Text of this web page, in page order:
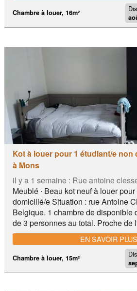
Chambre à louer, 16m²
Kot à louer pour 1 étudiant/e non
à Mons
il y a 1 semaine : Rue antoine
Meublé ∙ Beau kot neuf à louer
domicilié/e Situation : rue Antoine
Belgique. 1 chambre de disponible
de 3 personnes au total. Proche de
l'Umons et des amphithéatres , à
lavoir et d'un supermarché.
communs. Ambiance chaleureuse
Connexion internet et
Conforme aux normes
Chambre à louer, 15m²
EN SAVOIR PLUS